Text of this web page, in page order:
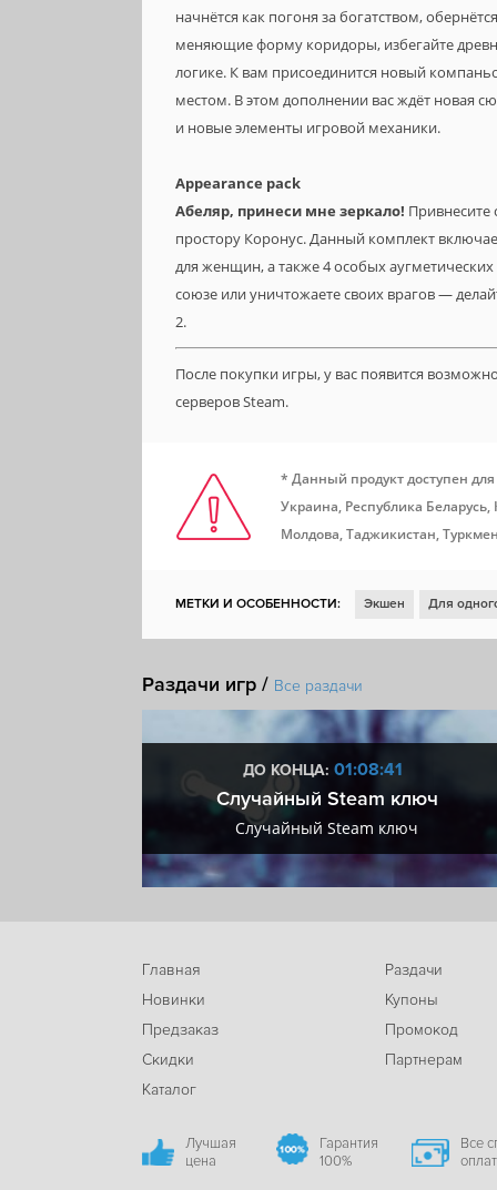
начнётся как погоня за богатством,
меняющие форму коридоры, избегайте
логике. К вам присоединится новый
местом. В этом дополнении вас ждёт новая
и новые элементы игровой механики.
Appearance pack
Абеляр, принеси мне зеркало! Привнесите
простору Коронус. Данный комплект
для женщин, а также 4 особых
союзе или уничтожаете своих врагов —
2.
После покупки игры, у вас появится
серверов Steam.
* Данный продукт доступен
Украина, Республика
Молдова, Таджикистан,
МЕТКИ И ОСОБЕННОСТИ: Экшен Для
Решения с последствиями
Ролевая стратегия
Компьютерная ролевая игра Warhammer 40K
Steam Cloud
Раздачи игр / Все раздачи
ДО КОНЦА: 01:08:40
Случайный Steam ключ
Случайный Steam ключ
Главная
Новинки
Предзаказ
Скидки
Каталог
Раздачи
Купоны
Промокод
Партнерам
Лучшая
цена
Гарантия
100%
Все